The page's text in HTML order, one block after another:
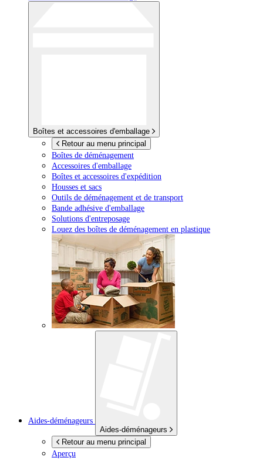
Boîtes et accessoires d'emballage
Retour au menu principal
Boîtes de déménagement
Accessoires d'emballage
Boîtes et accessoires d'expédition
Housses et sacs
Outils de déménagement et de transport
Bande adhésive d'emballage
Solutions d'entreposage
Louez des boîtes de déménagement en plastique
Aides-déménageurs
Aides-déménageurs
Retour au menu principal
Aperçu